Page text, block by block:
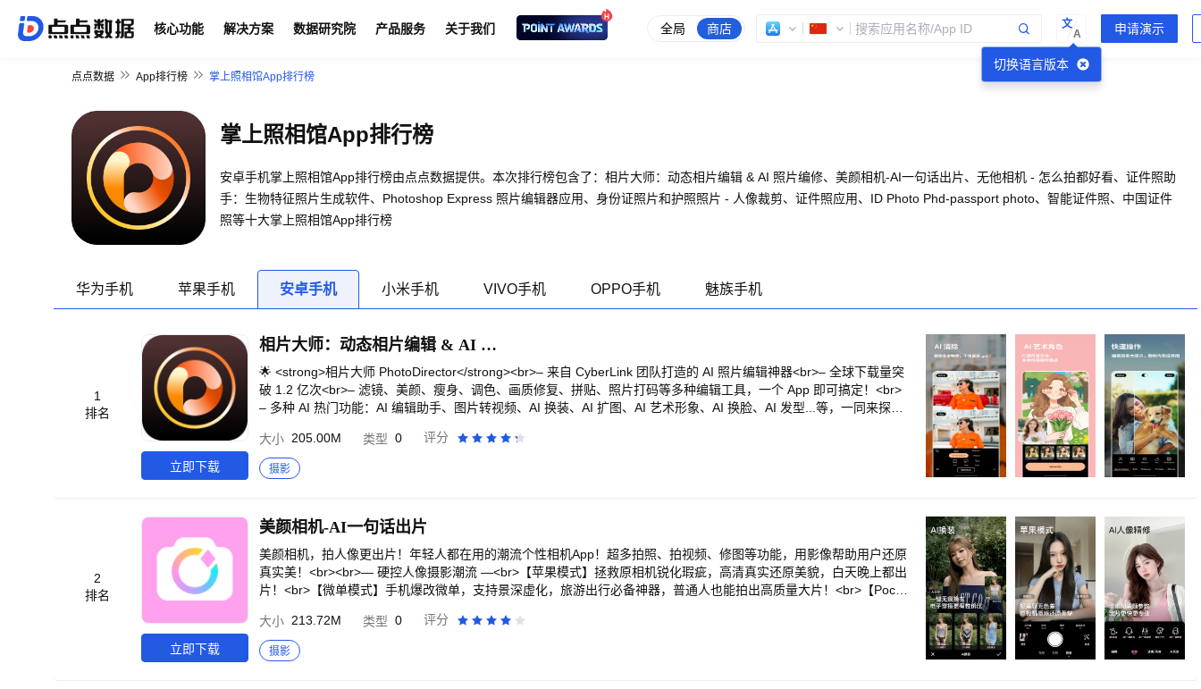
核心功能 解决方案 数据研究院 产品服务 关于我们 全局 商店
切换语言版本
文
A
点点数据 App排行榜 掌上照相馆App排行榜
掌上照相馆App排行榜
安卓手机掌上照相馆App排行榜由点点数据提供。本次排行榜包含了：相片大师：动态相片编辑 & AI 照片编修、美颜相机-AI一句话出片、无他相机 - 怎么拍都好看、证件照助
手：生物特征照片生成软件、Photoshop Express 照片编辑器应用、身份证照片和护照照片 - 人像裁剪、证件照应用、ID Photo Phd-passport photo、智能证件照、中国证件
照等十大掌上照相馆App排行榜
华为手机 苹果手机 安卓手机 小米手机 VIVO手机 OPPO手机 魅族手机
1
排名
立即下载
相片大师：动态相片编辑 & AI 照片编修
🌟 <strong>相片大师 PhotoDirector</strong><br>– 来自 CyberLink 团队打造的 AI 照片编辑神器<br>– 全球下载量突
破 1.2 亿次<br>– 滤镜、美颜、瘦身、调色、画质修复、拼贴、照片打码等多种编辑工具，一个 App 即可搞定！<br>
– 多种 AI 热门功能：AI 编辑助手、图片转视频、AI 换装、AI 扩图、AI 艺术形象、AI 换脸、AI 发型...等，一同来探索
并完成编辑。<br>AI 图片生成视频 – 搭载 Kling、Google Veo、PixVerse 等先进 AI 技术，套用模板或输入自定义描
述，3 步骤让照片动起来。<br>AI 艺术形象 – 一键将照片转为动漫、卡通或手绘风格，生成全新视觉形象。<br>动作
模仿 – 上传一张照片＋任意视频，照片人物立刻跟着动起来！<br>AI 换装 &amp; 发型 – 换上潮流服装以及 30+ 款发
形象照 – 快速打造商务大头照、证件照。<br>AI 创意工作室 – 打造拼贴、杂志封面与季节主题视觉，由 Nano Banan
a Pro 与 GPT-Image-2 强力驱动。<br>AI 动漫视频生成 – 一张照片就能生成专属动漫风格短片。<br><br>📸 <strong
>照片编辑工具</strong><br><br>快速操作：你的智能编辑工具！自动增强亮度、色彩、对比的全能小帮手！<br>照
片调色 – 亮度、对比、饱和度、色调、HDR 和暗角等工具。<br>画质修复 – 快速修复照片，和低画质、模糊照片说 B
ye bye。<br>物件移除 – 一键去除照片中不想要的物件。<br>AI 局部重绘 – 用文字描述或参考图片，直接替换照片中
造完美光线效果。<br>美颜瘦身 – 针对脸部、身体进行细腻自然的修饰。<br>精修脸型 – 磨皮、去除细纹与痘疤，微
调下颌、鼻型更立体自然。<br>美妆上色 – 唇彩、眼妆、眉型、腮红、轮廓，多种妆感一键套用。<br>美学滤镜 – 多
款风格滤镜打造复古、日系或美式氛围。<br>照片拼贴 – 内置多款拼贴模板任你选。<br>尺寸调整 – 预设多种社交尺
大小 205.00M 类型 0 评分
摄影
2
排名
立即下载
美颜相机-AI一句话出片
美颜相机，拍人像更出片！年轻人都在用的潮流个性相机App！超多拍照、拍视频、修图等功能，用影像帮助用户还原
真实美！<br><br>— 硬控人像摄影潮流 —<br>【苹果模式】拯救原相机锐化瑕疵，高清真实还原美貌，白天晚上都出
片！<br>【微单模式】手机爆改微单，支持景深虚化，旅游出行必备神器，普通人也能拍出高质量大片！<br>【Pock
诀，不假面不吃妆，高清质感立马拿捏。<br>【复古CCD】超多火爆的CCD型号，各种场景美照一键式直出，带你梦
回千禧年代，拍出满满氛围感~<br>【胶片模式】多种热门机型可供选择，记录生活中的胶片仪式感，随手拍都能出片
～<br>【潮流大头贴】电子大头贴机，单格到九格都能拍，还能打印送到家，仪式感满满，速来体验当下年轻人最喜
大小 213.72M 类型 0 评分
摄影